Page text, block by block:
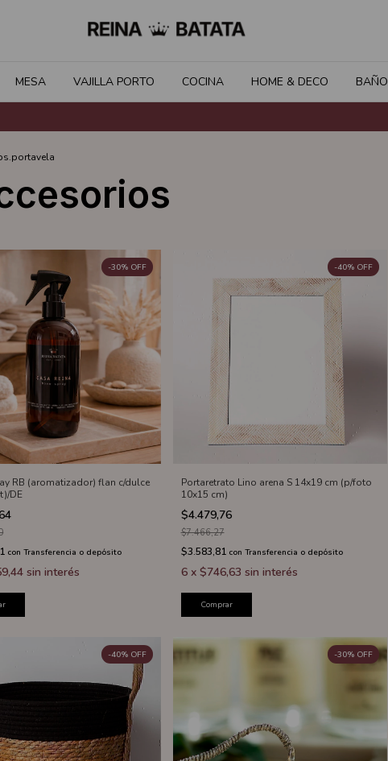
MESA VAJILLA PORTO COCINA HOME & DECO BAÑO
RB (aromatizador) flan c/dulce
DE
-30% OFF
con Transferencia o depósito
sin interés
Portaretrato Lino arena S 14x19 cm (p/foto
10x15 cm)
$4.479,76
-40% OFF
$7.466,27
$3.583,81 con Transferencia o depósito
6 x $746,63 sin interés
Comprar
-40% OFF -30% OFF